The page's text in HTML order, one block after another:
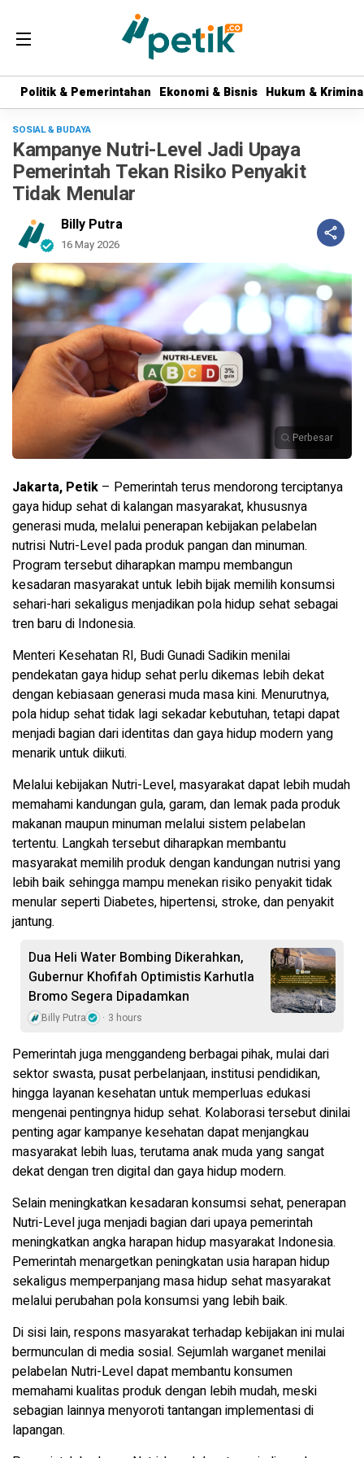
Politik & Pemerintahan Ekonomi & Bisnis Hukum &
Politik & Pemerintahan Ekonomi & Bisnis Hukum &
SOSIAL & BUDAYA
Kampanye Nutri-Level Jadi Upaya
Pemerintah Tekan Risiko Penyakit
Tidak Menular
Billy Putra
16 May 2026
Perbesar
Jakarta, Petik – Pemerintah terus mendorong terciptanya
gaya hidup sehat di kalangan masyarakat, khususnya
generasi muda, melalui penerapan kebijakan pelabelan
nutrisi Nutri-Level pada produk pangan dan minuman.
Program tersebut diharapkan mampu membangun
kesadaran masyarakat untuk lebih bijak memilih konsumsi
sehari-hari sekaligus menjadikan pola hidup sehat sebagai
tren baru di Indonesia.
Menteri Kesehatan RI, Budi Gunadi Sadikin menilai
pendekatan gaya hidup sehat perlu dikemas lebih dekat
dengan kebiasaan generasi muda masa kini. Menurutnya,
pola hidup sehat tidak lagi sekadar kebutuhan, tetapi dapat
menjadi bagian dari identitas dan gaya hidup modern yang
menarik untuk diikuti.
Melalui kebijakan Nutri-Level, masyarakat dapat lebih mudah
memahami kandungan gula, garam, dan lemak pada produk
makanan maupun minuman melalui sistem pelabelan
tertentu. Langkah tersebut diharapkan membantu
masyarakat memilih produk dengan kandungan nutrisi yang
lebih baik sehingga mampu menekan risiko penyakit tidak
menular seperti Diabetes, hipertensi, stroke, dan penyakit
jantung.
Dua Heli Water Bombing Dikerahkan,
Gubernur Khofifah Optimistis Karhutla
Bromo Segera Dipadamkan
Billy Putra 3 hours
Pemerintah juga menggandeng berbagai pihak, mulai dari
sektor swasta, pusat perbelanjaan, institusi pendidikan,
hingga layanan kesehatan untuk memperluas edukasi
mengenai pentingnya hidup sehat. Kolaborasi tersebut dinilai
penting agar kampanye kesehatan dapat menjangkau
masyarakat lebih luas, terutama anak muda yang sangat
dekat dengan tren digital dan gaya hidup modern.
Selain meningkatkan kesadaran konsumsi sehat, penerapan
Nutri-Level juga menjadi bagian dari upaya pemerintah
meningkatkan angka harapan hidup masyarakat Indonesia.
Pemerintah menargetkan peningkatan usia harapan hidup
sekaligus memperpanjang masa hidup sehat masyarakat
melalui perubahan pola konsumsi yang lebih baik.
Di sisi lain, respons masyarakat terhadap kebijakan ini mulai
bermunculan di media sosial. Sejumlah warganet menilai
pelabelan Nutri-Level dapat membantu konsumen
memahami kualitas produk dengan lebih mudah, meski
sebagian lainnya menyoroti tantangan implementasi di
lapangan.